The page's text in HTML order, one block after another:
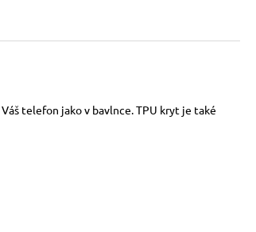
telefon jako v bavlnce. TPU kryt je také